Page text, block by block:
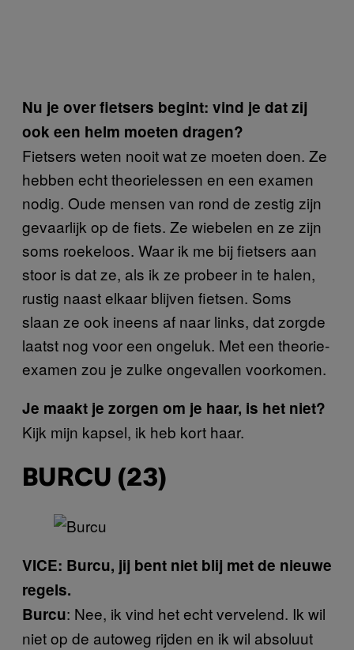
Nu je over fietsers begint: vind je dat zij
ook een helm moeten dragen?
Fietsers weten nooit wat ze moeten doen. Ze
hebben echt theorielessen en een examen
nodig. Oude mensen van rond de zestig zijn
gevaarlijk op de fiets. Ze wiebelen en ze zijn
soms roekeloos. Waar ik me bij fietsers aan
stoor is dat ze, als ik ze probeer in te halen,
rustig naast elkaar blijven fietsen. Soms
slaan ze ook ineens af naar links, dat zorgde
laatst nog voor een ongeluk. Met een theorie-
examen zou je zulke ongevallen voorkomen.
Je maakt je zorgen om je haar, is het niet?
Kijk mijn kapsel, ik heb kort haar.
BURCU (23)
VICE: Burcu, jij bent niet blij met de nieuwe
regels.
Burcu: Nee, ik vind het echt vervelend. Ik wil
niet op de autoweg rijden en ik wil absoluut